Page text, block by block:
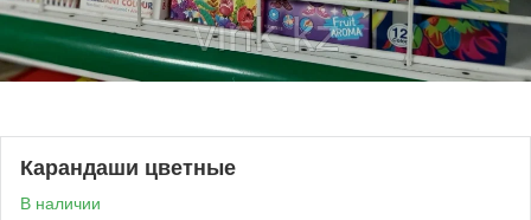
Карандаши цветные
В наличии